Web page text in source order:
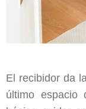
El recibidor da
último